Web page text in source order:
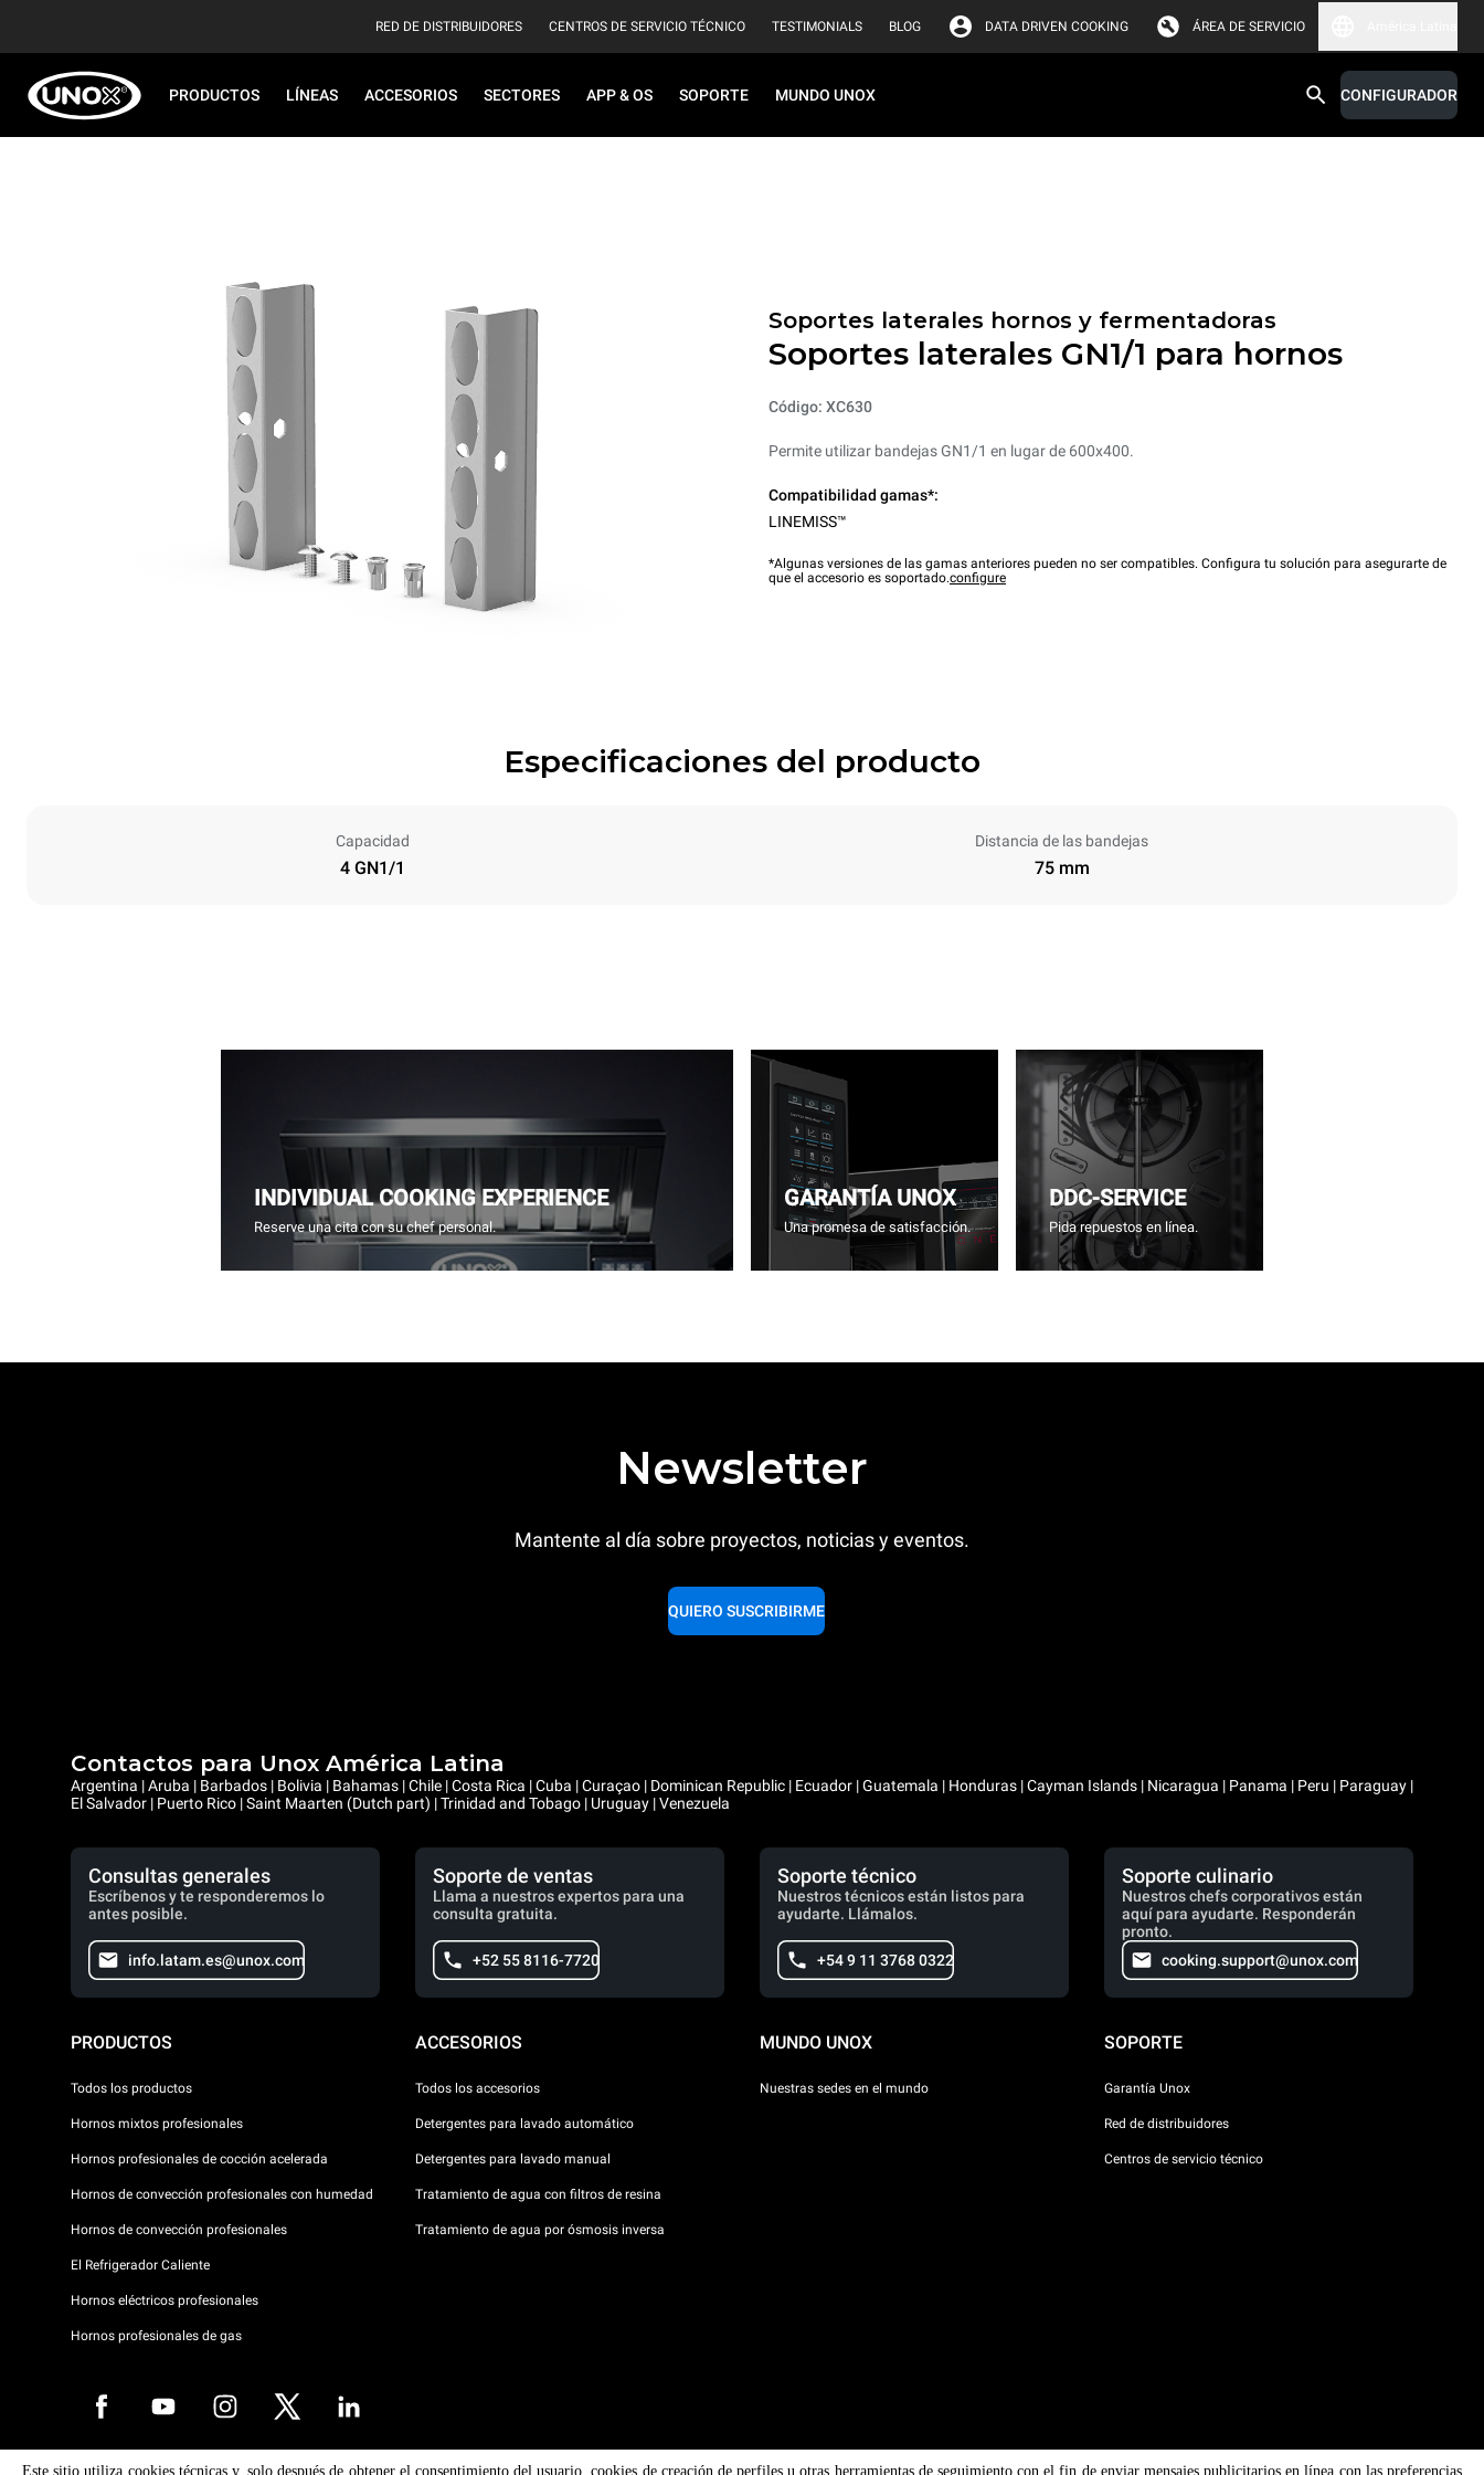
RED DE DISTRIBUIDORES CENTROS DE SERVICIO TÉCNICO TESTIMONIALS BLOG DATA DRIVEN COOKING ÁREA DE SERVICIO
PRODUCTOS LÍNEAS ACCESORIOS SECTORES APP & OS SOPORTE MUNDO UNOX CONFIGURADOR
Soportes laterales hornos y fermentadoras
Soportes laterales GN1/1 para hornos
Código: XC630
Permite utilizar bandejas GN1/1 en lugar de 600x400.
Compatibilidad gamas*:
LINEMISS™
*Algunas versiones de las gamas anteriores pueden no ser compatibles. Configura tu solución para asegurarte de
que el accesorio es soportado.configure
Especificaciones del producto
Capacidad
4 GN1/1
Distancia de las bandejas
75 mm
INDIVIDUAL COOKING EXPERIENCE
Reserve una cita con su chef personal.
GARANTÍA UNOX
Una promesa de satisfacción.
DDC-SERVICE
Pida repuestos en línea.
Newsletter
Mantente al día sobre proyectos, noticias y eventos.
QUIERO SUSCRIBIRME
Contactos para Unox América Latina
Argentina | Aruba | Barbados | Bolivia | Bahamas | Chile | Costa Rica | Cuba | Curaçao | Dominican Republic | Ecuador | Guatemala | Honduras | Cayman Islands | Nicaragua | Panama | Peru | Paraguay |
El Salvador | Puerto Rico | Saint Maarten (Dutch part) | Trinidad and Tobago | Uruguay | Venezuela
Consultas generales
Escríbenos y te responderemos lo
antes posible.
info.latam.es@unox.com
Soporte de ventas
Llama a nuestros expertos para una
consulta gratuita.
+52 55 8116-7720
Soporte técnico
Nuestros técnicos están listos para
ayudarte. Llámalos.
+54 9 11 3768 0322
Soporte culinario
Nuestros chefs corporativos están
aquí para ayudarte. Responderán
pronto.
cooking.support@unox.com
PRODUCTOS
Todos los productos
Hornos mixtos profesionales
Hornos profesionales de cocción acelerada
Hornos de convección profesionales con humedad
Hornos de convección profesionales
El Refrigerador Caliente
Hornos eléctricos profesionales
Hornos profesionales de gas
ACCESORIOS
Todos los accesorios
Detergentes para lavado automático
Detergentes para lavado manual
Tratamiento de agua con filtros de resina
Tratamiento de agua por ósmosis inversa
MUNDO UNOX
Nuestras sedes en el mundo
SOPORTE
Garantía Unox
Red de distribuidores
Centros de servicio técnico
Este sitio utiliza cookies técnicas y, solo después de obtener el consentimiento del usuario, cookies de creación de perfiles u otras herramientas de seguimiento con el fin de enviar mensajes publicitarios en línea con las preferencias